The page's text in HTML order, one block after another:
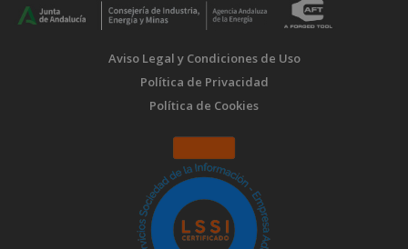
Aviso Legal y Condiciones de Uso
Política de Privacidad
Política de Cookies